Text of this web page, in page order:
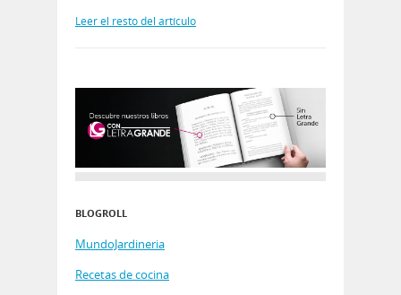
Leer el resto del artículo
BLOGROLL
MundoJardineria
Recetas de cocina